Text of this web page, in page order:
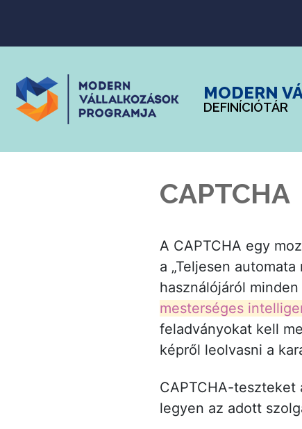
MODERN
DEFINÍCIÓTÁR
CAPTCHA
A CAPTCHA egy
a „Teljesen
használójáról
mesterséges
feladványokat kell
képről leolvasni a
CAPTCHA-teszteket
legyen az adott